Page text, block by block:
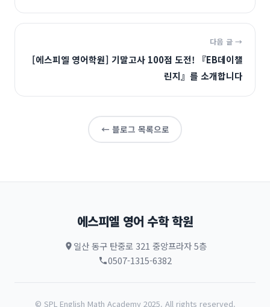
다음 글 →
[에스피엘 영어학원] 기말고사 100점 도전! 『EB데이챌
린지』를 소개합니다
← 블로그 목록으로
에스피엘 영어 수학 학원
일산 동구 탄중로 321 중앙프라자 5층
0507-1315-6382
© SPL English Math Academy 2025. All rights reserved.